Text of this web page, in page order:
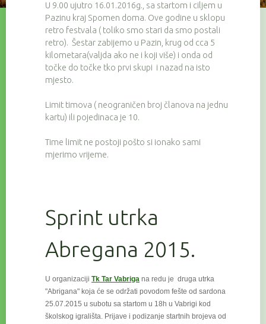
U 9.00 ujutro 16.01.2016g., sa startom i ciljem u
Pazinu kraj Spomen doma. Ove godine u sklopu
retro festvala ( toliko smo stari da smo postali
retro). Šestar zabijemo u Pazin, krug od cca 5
kilometara(valjda ako ne i koji više) i onda od
točke do točke tko prvi skupi i nazad na isto
mjesto.
Limit timova ( neograničen broj članova na jednu
kartu) ili pojedinaca je 10.
Time limit ne postoji pošto si ionako sami
mjerimo vrijeme.
Sprint utrka
Abregana 2015.
U organizaciji Tk Tar Vabriga na redu je druga utrka
"Abrigana" koja će se održati povodom fešte od sardona
25.07.2015 u subotu sa startom u 18h u Vabrigi kod
školskog igrališta. Prijave i podizanje startnih brojeva od